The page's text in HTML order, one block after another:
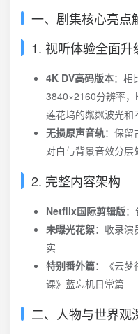
一、剧集核心亮点
1. 视听体验全面升
4K DV高码版本：相
3840×2160分辨率
莲花坞的粼粼波光和
无损原声音轨：保留
对白与背景音效分层
2. 完整内容架构
Netflix国际剪辑版
未曝光花絮：收录
实
特别番外篇：《云梦
课》蓝忘机日常篇
二、人物与世界观